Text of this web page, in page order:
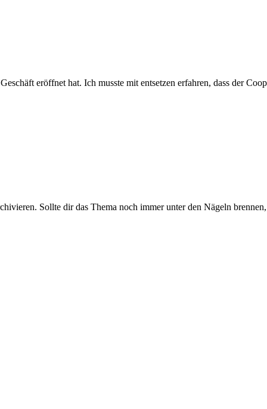
eröffnet hat. Ich musste mit entsetzen erfahren, dass der
Sollte dir das Thema noch immer unter den Nägeln